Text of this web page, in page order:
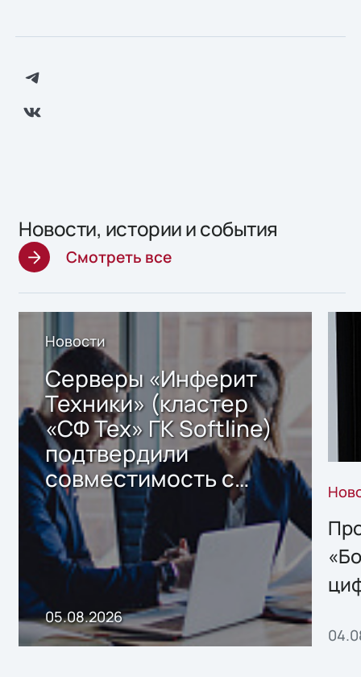
Новости, истории и события
Смотреть все
Новости
Серверы «Инферит
Техники» (кластер
«СФ Тех» ГК Softline)
подтвердили
совместимость с
решением Sharx
Storage 2.x для
хранения данных
05.08.2026